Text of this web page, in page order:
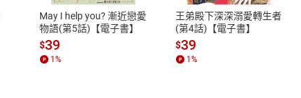
之權利，遽消費者保護法及通訊交
除權合理例外情事適用準則，依商
質各有不同規定。詳細退換貨說明
照各商品說明。
May I help you? 漸近戀愛
物語(第5話)【電子書】
$39
1%
王弟殿下深深溺愛轉生者
(第4話)【電子書】
$39
1%